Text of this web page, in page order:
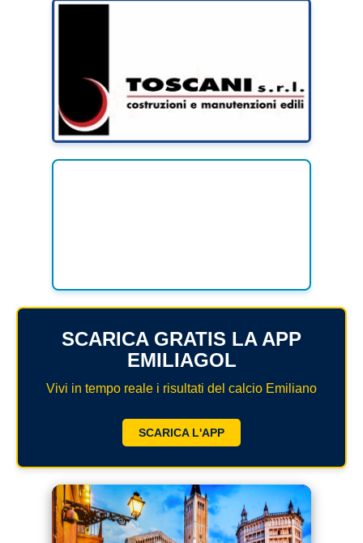
SCARICA GRATIS LA APP
EMILIAGOL
Vivi in tempo reale i risultati del calcio Emiliano
SCARICA L'APP